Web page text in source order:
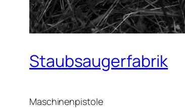
Staubsaugerfabrik
Maschinenpistole